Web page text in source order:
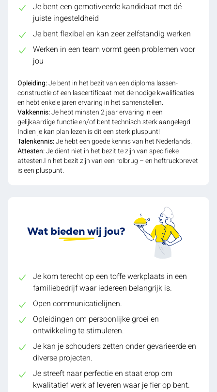
Je bent een gemotiveerde kandidaat met dé
juiste ingesteldheid
Je bent flexibel en kan zeer zelfstandig werken
Werken in een team vormt geen problemen voor
jou
Opleiding:Je bent in het bezit van een diploma lassen-
constructie of een lascertificaat met de nodige kwalificaties
en hebt enkele jaren ervaring in het samenstellen.
Vakkennis:Je hebt minsten 2 jaar ervaring in een
gelijkaardige functie en/of bent technisch sterk aangelegd
Indien je kan plan lezen is dit een sterk pluspunt!
Talenkennis:Je hebt een goede kennis van het Nederlands.
Attesten:Je dient niet in het bezit te zijn van specifieke
attesten.I n het bezit zijn van een rolbrug – en heftruckbrevet
is een pluspunt.
Wat bieden wij jou?
Je kom terecht op een toffe werkplaats in een
familiebedrijf waar iedereen belangrijk is.
Open communicatielijnen.
Opleidingen om persoonlijke groei en
ontwikkeling te stimuleren.
Je kan je schouders zetten onder gevarieerde en
diverse projecten.
Je streeft naar perfectie en staat erop om
kwalitatief werk af leveren waar je fier op bent.